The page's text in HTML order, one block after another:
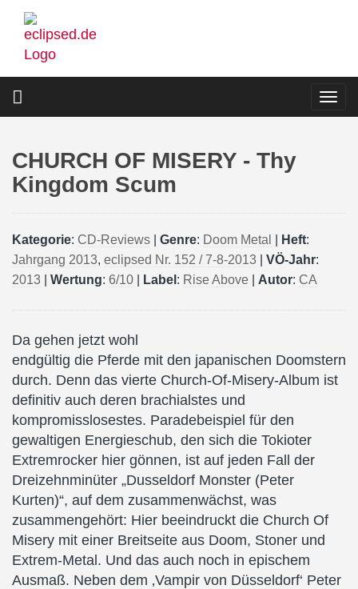
Direkt
zum
Inhalt
CHURCH OF MISERY - Thy
Kingdom Scum
Kategorie: CD-Reviews Genre: Doom Metal Heft:
Jahrgang 2013, eclipsed Nr. 152 / 7-8-2013 VÖ-Jahr:
2013
Wertung: 6/10 Label : Rise Above Autor: CA
Da gehen jetzt wohl
endgültig die Pferde mit den japanischen Doomstern
durch. Denn das vierte Church-Of-Misery-Album ist
definitiv auch deren brachialstes und
kompromisslosestes. Paradebeispiel für den
gewaltigen Energieschub, den sich die Tokioter
Extremrocker hier gönnen, ist auf jeden Fall der
Dreizehnminüter „Dusseldorf Monster (Peter
Kurten)“, auf dem zusammenwächst, was
zusammengehört: Hier beeindruckt die Church Of
Misery mit einer Breitseite aus Doom, Stoner und
Extrem-Metal. Und das auch noch in epischem
Ausmaß. Neben dem ‚Vampir von Düsseldorf‘ Peter